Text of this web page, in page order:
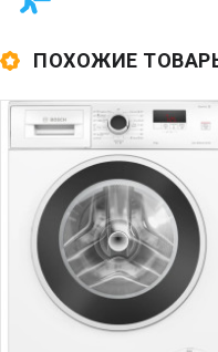
ПОХОЖИЕ